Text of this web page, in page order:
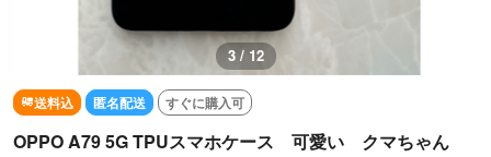
3 / 12
送料込 匿名配送 すぐに購入可
OPPO A79 5G TPUスマホケース 可愛い クマちゃん